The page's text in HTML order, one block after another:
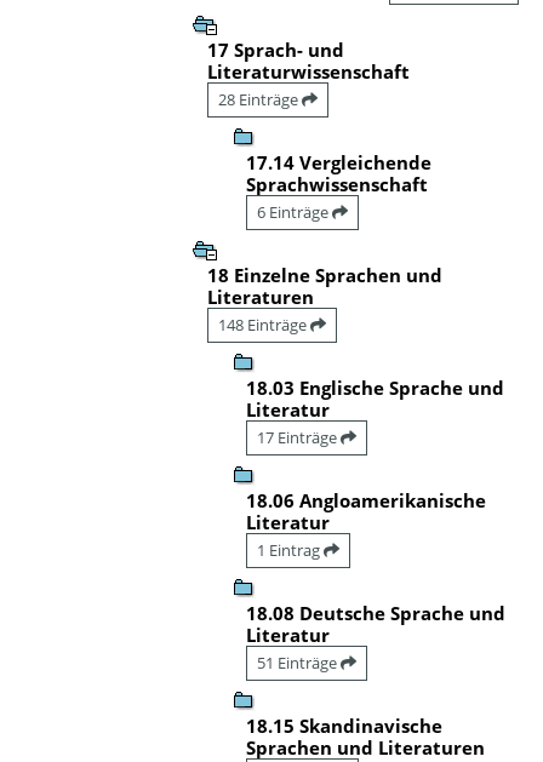
17 Sprach- und
Literaturwissenschaft
28 Einträge
17.14 Vergleichende
Sprachwissenschaft
6 Einträge
18 Einzelne Sprachen und
Literaturen
148 Einträge
18.03 Englische Sprache und
Literatur
17 Einträge
18.06 Angloamerikanische
Literatur
1 Eintrag
18.08 Deutsche Sprache und
Literatur
51 Einträge
18.15 Skandinavische
Sprachen und Literaturen